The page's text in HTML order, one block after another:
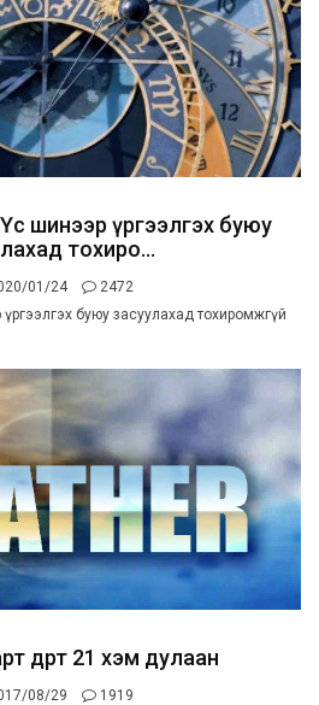
Үс шинээр үргээлгэх буюу
тохиро...
01/24
2472
үргээлгэх буюу засуулахад тохиромжгүй
өдөртөө 21 хэм дулаан
08/29
1919